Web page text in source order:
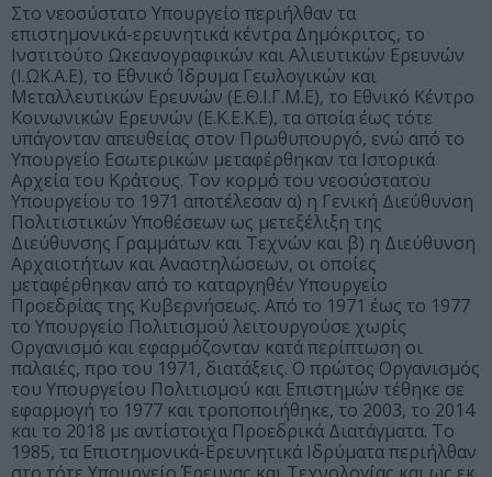
Στο νεοσύστατο Υπουργείο περιήλθαν τα
επιστημονικά-ερευνητικά κέντρα Δημόκριτος, το
Ινστιτούτο Ωκεανογραφικών και Αλιευτικών Ερευνών
(Ι.ΩΚ.Α.Ε), το Εθνικό Ίδρυμα Γεωλογικών και
Μεταλλευτικών Ερευνών (Ε.Θ.Ι.Γ.Μ.Ε), το Εθνικό Κέντρο
Κοινωνικών Ερευνών (Ε.Κ.Ε.Κ.Ε), τα οποία έως τότε
υπάγονταν απευθείας στον Πρωθυπουργό, ενώ από το
Υπουργείο Εσωτερικών μεταφέρθηκαν τα Ιστορικά
Αρχεία του Κράτους. Τον κορμό του νεοσύστατου
Υπουργείου το 1971 αποτέλεσαν α) η Γενική Διεύθυνση
Πολιτιστικών Υποθέσεων ως μετεξέλιξη της
Διεύθυνσης Γραμμάτων και Τεχνών και β) η Διεύθυνση
Αρχαιοτήτων και Αναστηλώσεων, οι οποίες
μεταφέρθηκαν από το καταργηθέν Υπουργείο
Προεδρίας της Κυβερνήσεως. Από το 1971 έως το 1977
το Υπουργείο Πολιτισμού λειτουργούσε χωρίς
Οργανισμό και εφαρμόζονταν κατά περίπτωση οι
παλαιές, προ του 1971, διατάξεις. Ο πρώτος Οργανισμός
του Υπουργείου Πολιτισμού και Επιστημών τέθηκε σε
εφαρμογή το 1977 και τροποποιήθηκε, το 2003, το 2014
και το 2018 με αντίστοιχα Προεδρικά Διατάγματα. Το
1985, τα Επιστημονικά-Ερευνητικά Ιδρύματα περιήλθαν